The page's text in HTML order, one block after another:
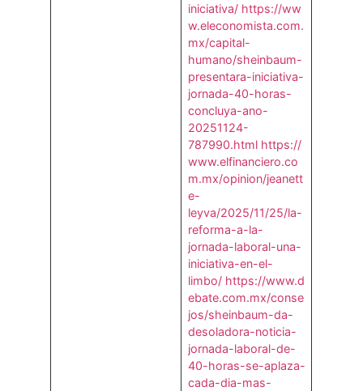
iniciativa/ https://ww
w.eleconomista.com.
mx/capital-
humano/sheinbaum-
presentara-iniciativa-
jornada-40-horas-
concluya-ano-
20251124-
787990.html https://
www.elfinanciero.co
m.mx/opinion/jeanett
e-
leyva/2025/11/25/la-
reforma-a-la-
jornada-laboral-una-
iniciativa-en-el-
limbo/ https://www.d
ebate.com.mx/conse
jos/sheinbaum-da-
desoladora-noticia-
jornada-laboral-de-
40-horas-se-aplaza-
cada-dia-mas-